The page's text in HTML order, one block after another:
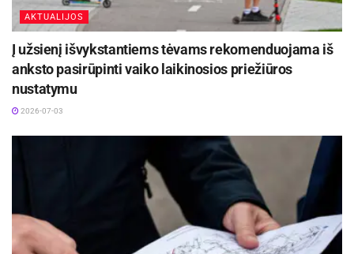
AKTUALIJOS
Į užsienį išvykstantiems tėvams rekomenduojama iš
anksto pasirūpinti vaiko laikinosios priežiūros
nustatymu
2026-07-03